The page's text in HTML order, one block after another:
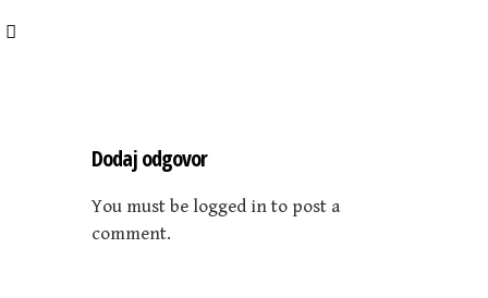
Dodaj odgovor
You must be logged in to post a
comment.